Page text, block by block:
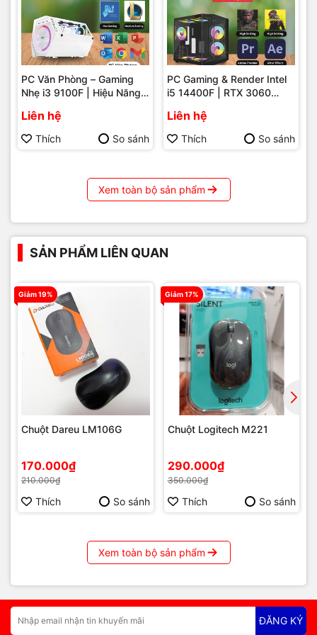
PC Văn Phòng – Gaming
Nhẹ i3 9100F | Hiệu Năng
Tính Hải Đăng Phú Quốc
Liên hệ
Thích So sánh
PC Gaming & Render Intel
i5 14400F | RTX 3060
Mẽ Cho Game Và Đồ Họa
Tại Phú Quốc
Liên hệ
Thích So sánh
Xem toàn bộ sản phẩm
SẢN PHẨM LIÊN QUAN
Giảm 19%
Chuột Dareu LM106G
170.000₫
210.000₫
Thích So sánh
Giảm 17%
Chuột Logitech M221
290.000₫
350.000₫
Thích So sánh
Xem toàn bộ sản phẩm
ĐĂNG KÝ